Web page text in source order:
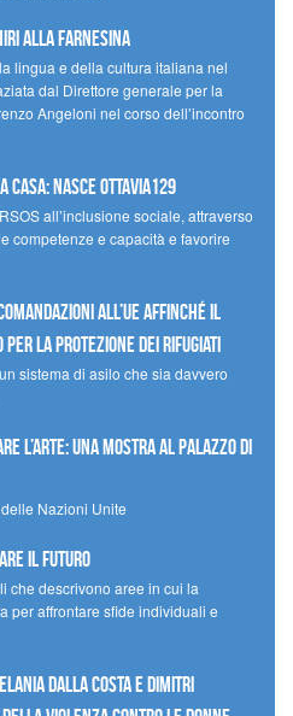
alla Farnesina
lingua e della cultura italiana nel
dal Direttore generale per la
Angeloni nel corso dell’incontro
casa: nasce Ottavia129
all’inclusione sociale, attraverso
competenze e capacità e favorire
all’UE affinché il
per la protezione dei rifugiati
sistema di asilo che sia davvero
l’arte: una mostra al Palazzo di
Nazioni Unite
il futuro
che descrivono aree in cui la
per affrontare sfide individuali e
Dalla Costa e Dimitri